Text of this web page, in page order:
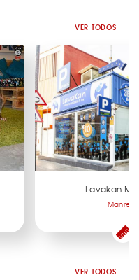
VER TODOS
Lavakan
Manresa
VER TODOS